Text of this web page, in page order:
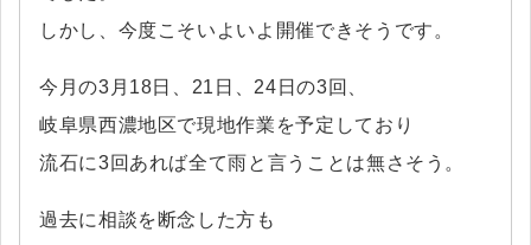
しかし、今度こそいよいよ開催できそうです。
今月の3月18日、21日、24日の3回、
岐阜県西濃地区で現地作業を予定しており
流石に3回あれば全て雨と言うことは無さそう。
過去に相談を断念した方も